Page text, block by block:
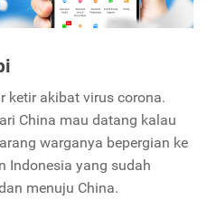
ketir akibat virus corona.
China mau datang kalau
warganya bepergian ke
Indonesia yang sudah
menuju China.